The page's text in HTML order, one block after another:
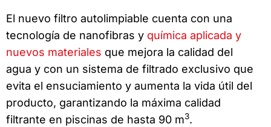
El nuevo filtro autolimpiable cuenta con una
tecnología de nanofibras y química aplicada y
nuevos materiales que mejora la calidad del
agua y con un sistema de filtrado exclusivo que
evita el ensuciamiento y aumenta la vida útil del
producto, garantizando la máxima calidad
filtrante en piscinas de hasta 90 m3.